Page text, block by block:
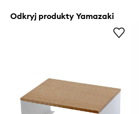
Odkryj produkty Yamazaki